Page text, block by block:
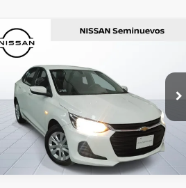
2024CHEVROLET ONIX
KIA Poliforum
Valores: 603703
Reservado Ext.
Precio:
OBTÉN UNA COTIZACIÓN
OBTÉN FINANCIAMIENTO
CHATEA SOBRE EL AUTO
Comparar vehículo